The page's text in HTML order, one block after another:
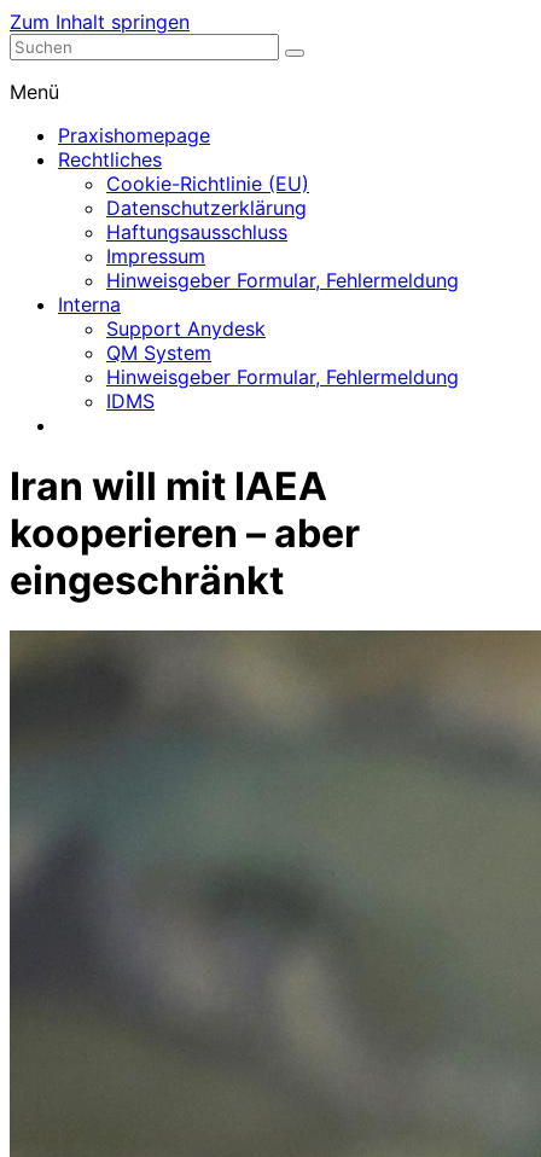
Zum Inhalt springen
Nephrologische Praxis mit Dialyse
Menü
Praxishomepage
Rechtliches
Cookie-Richtlinie (EU)
Datenschutzerklärung
Haftungsausschluss
Impressum
Hinweisgeber Formular, Fehlermeldung
Interna
Support Anydesk
QM System
Hinweisgeber Formular, Fehlermeldung
IDMS
Iran will mit IAEA
kooperieren – aber
eingeschränkt